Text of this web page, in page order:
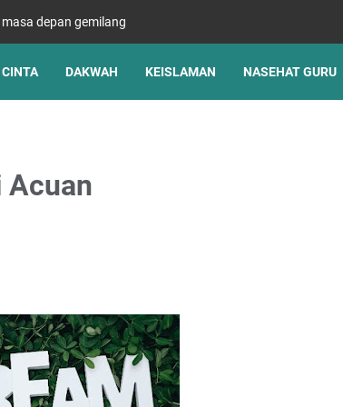
depan gemilang
CINTA DAKWAH KEISLAMAN NASEHAT GURU
Acuan